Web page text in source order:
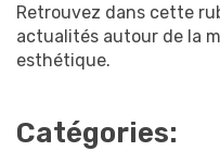
Retrouvez dans cette
actualités autour de la
esthétique.
Catégories: